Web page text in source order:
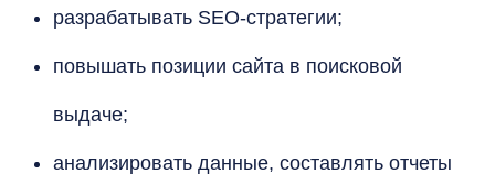
разрабатывать SEO-стратегии;
повышать позиции сайта в поисковой
выдаче;
анализировать данные, составлять отчеты